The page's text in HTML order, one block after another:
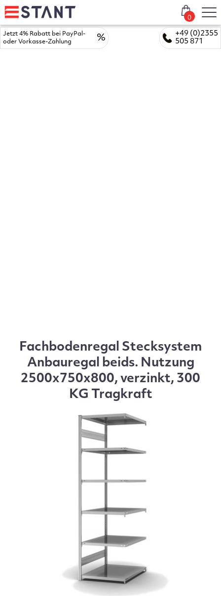
+49 (0)2355
505 871
Jetzt 4% Rabatt bei PayPal-
oder Vorkasse-Zahlung
%
0
Fachbodenregal Stecksystem
Anbauregal beids. Nutzung
2500x750x800, verzinkt, 300
KG Tragkraft